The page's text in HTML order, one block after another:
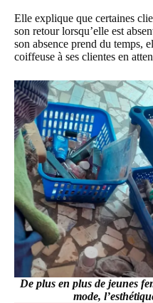
Elle explique que certaines
son retour lorsqu’elle est
son absence prend du temps,
coiffeuse à ses clientes en
De plus en plus de jeunes
mode,